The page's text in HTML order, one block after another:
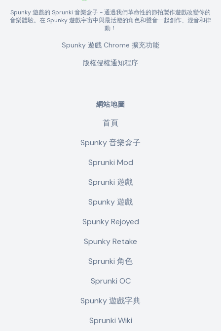
Spunky 遊戲的 Sprunki 音樂盒子 - 通過我們革命性的節拍製作遊戲改變你的
音樂體驗。在 Spunky 遊戲宇宙中與最活潑的角色和聲音一起創作、混音和律
動！
Spunky 遊戲 Chrome 擴充功能
版權侵權通知程序
網站地圖
首頁
Spunky 音樂盒子
Sprunki Mod
Sprunki 遊戲
Spunky 遊戲
Spunky Rejoyed
Spunky Retake
Sprunki 角色
Sprunki OC
Spunky 遊戲字典
Sprunki Wiki